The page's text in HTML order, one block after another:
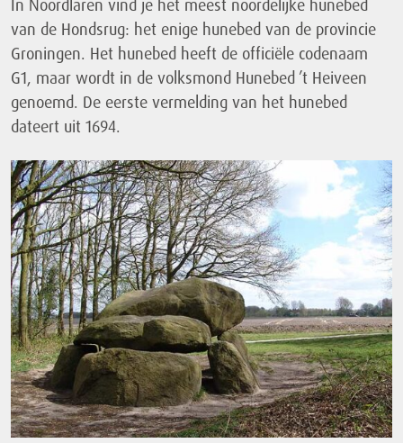
In Noordlaren vind je het meest noordelijke hunebed
van de Hondsrug: het enige hunebed van de provincie
Groningen. Het hunebed heeft de officiële codenaam
G1, maar wordt in de volksmond Hunebed ’t Heiveen
genoemd. De eerste vermelding van het hunebed
dateert uit 1694.